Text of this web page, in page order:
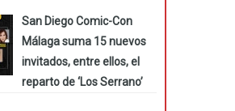
San Diego Comic-Con
Málaga suma 15 nuevos
invitados, entre ellos, el
reparto de ‘Los Serrano’